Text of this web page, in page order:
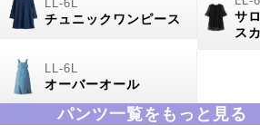
チュニックワンピース
サ
ス
オーバーオール
パンツ一覧をもっと見る